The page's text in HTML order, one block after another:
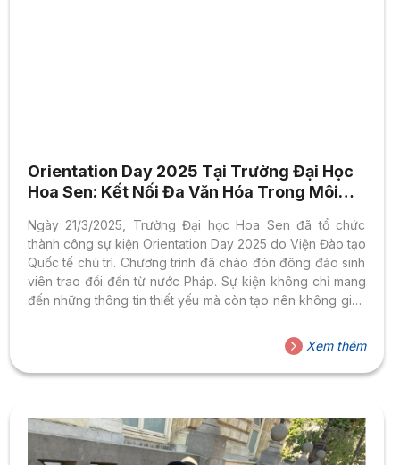
Orientation Day 2025 Tại Trường Đại Học
Hoa Sen: Kết Nối Đa Văn Hóa Trong Môi
Ngày 21/3/2025, Trường Đại học Hoa Sen đã tổ chức
thành công sự kiện Orientation Day 2025 do Viện Đào tạo
Quốc tế chủ trì. Chương trình đã chào đón đông đảo sinh
viên trao đổi đến từ nước Pháp. Sự kiện không chỉ mang
đến những thông tin thiết yếu mà còn tạo nên không gian
đầy hứa hẹn. Định Hướng Học Thuật & Hỗ Trợ Sinh Viên
Mở đầu sự kiện, Thầy Edward Hockings, Giám đốc
Chương trình Hoa Sen – De Montfort, đã gửi...
Xem thêm